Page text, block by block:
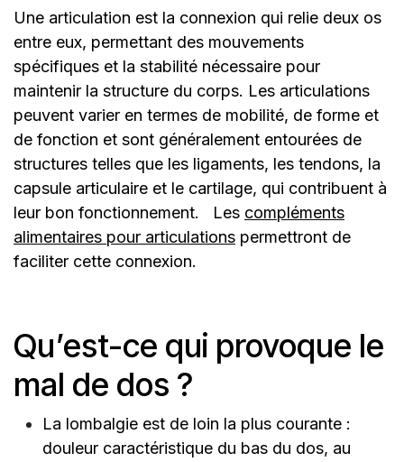
Une articulation est la connexion qui relie deux os
entre eux, permettant des mouvements
spécifiques et la stabilité nécessaire pour
maintenir la structure du corps. Les articulations
peuvent varier en termes de mobilité, de forme et
de fonction et sont généralement entourées de
structures telles que les ligaments, les tendons, la
capsule articulaire et le cartilage, qui contribuent à
leur bon fonctionnement.
Les compléments
alimentaires pour articulations permettront de
faciliter cette connexion.
Qu’est-ce qui provoque le
mal de dos ?
La lombalgie est de loin la plus courante :
douleur caractéristique du bas du dos, au